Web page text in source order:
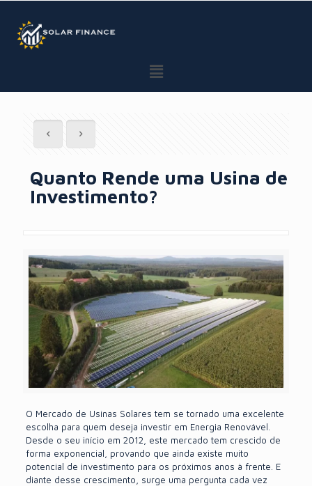
Quanto Rende uma Usina de
Investimento?
O Mercado de Usinas Solares tem se tornado uma excelente
escolha para quem deseja investir em Energia Renovável.
Desde o seu início em 2012, este mercado tem crescido de
forma exponencial, provando que ainda existe muito
potencial de investimento para os próximos anos à frente. E
diante desse crescimento, surge uma pergunta cada vez